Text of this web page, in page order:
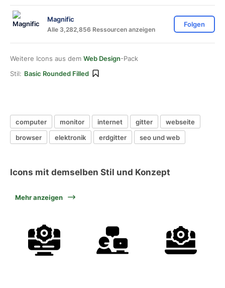
Magnific
Alle 3,282,856 Ressourcen anzeigen
Folgen
Weitere Icons aus dem Web Design-Pack
Stil: Basic Rounded Filled
computer monitor internet gitter
webseite
browser
elektronik erdgitter seo und web
Icons mit demselben Stil und Konzept
Mehr anzeigen